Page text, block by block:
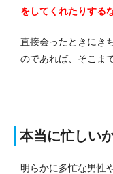
をしてくれたりする
直接会ったときにき
のであれば、そこま
本当に忙しい
明らかに多忙な男性